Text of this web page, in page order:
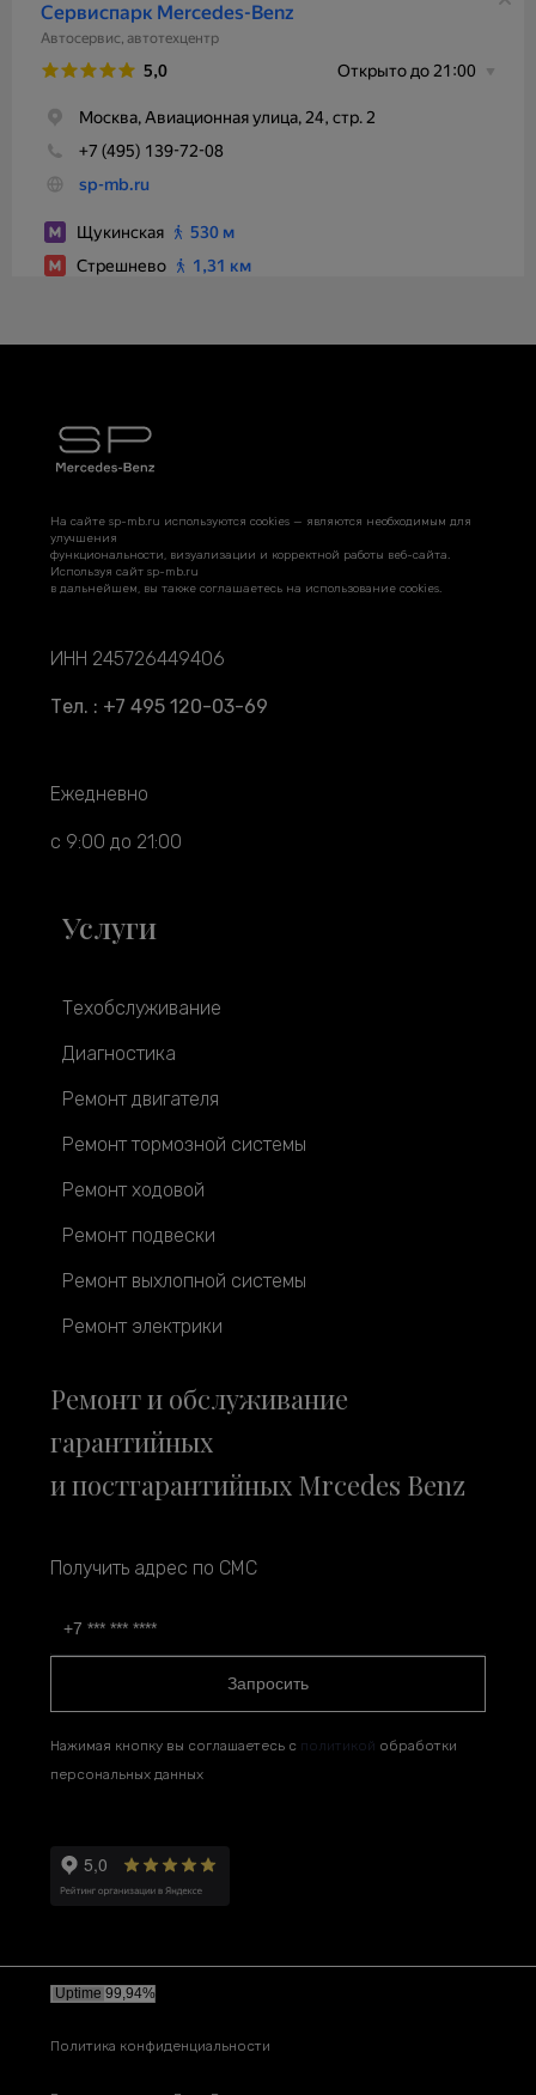
На сайте sp-mb.ru используются cookies — являются необходимым для
улучшения
функциональности, визуализации и корректной работы веб-сайта.
Используя сайт sp-mb.ru
в дальнейшем, вы также соглашаетесь на использование cookies.
ИНН 245726449406
Тел. : +7 495 120-03-69
Ежедневно
с 9:00 до 21:00
Услуги
Техобслуживание
Диагностика
Ремонт двигателя
Ремонт тормозной системы
Ремонт ходовой
Ремонт подвески
Ремонт выхлопной системы
Ремонт электрики
Ремонт и обслуживание
гарантийных
и постгарантийных Mrcedes Benz
Получить адрес по СМС
Запросить
Нажимая кнопку вы соглашаетесь с политикой обработки
персональных данных
Политика конфиденциальности